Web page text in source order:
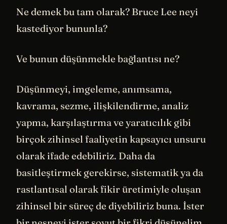
Ne demek bu tam olarak? Bruce Lee neyi
kastediyor bununla?
Ve bunun düşünmekle bağlantısı ne?
Düşünmeyi, imgeleme, anımsama,
kavrama, sezme, ilişkilendirme, analiz
yapma, karşılaştırma ve yaratıcılık gibi
birçok zihinsel faaliyetin kapsayıcı unsuru
olarak ifade edebiliriz. Daha da
basitleştirmek gerekirse, sistematik ya da
rastlantısal olarak fikir üretimiyle oluşan
zihinsel bir süreç de diyebiliriz buna. İster